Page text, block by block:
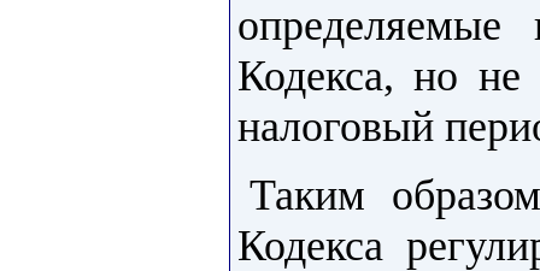
Кодекса, но
налоговый
Таким
Кодекса